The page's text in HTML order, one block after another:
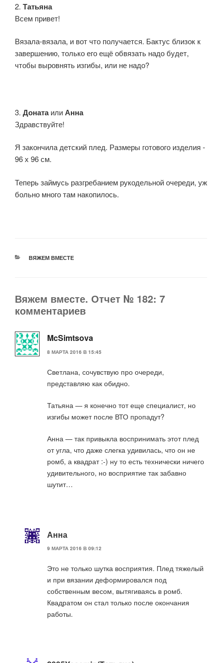
2. Татьяна
Всем привет!
Вязала-вязала, и вот что получается. Бактус близок к
завершению, только его ещё обвязать надо будет,
чтобы выровнять изгибы, или не надо?
3. ДонатаилиАнна
Здравствуйте!
Я закончила детский плед. Размеры готового изделия -
96 х 96 см.
Теперь займусь разгребанием рукодельной очереди, уж
больно много там накопилось.
РУБРИКИ
ВЯЖЕМ ВМЕСТЕ
Вяжем вместе. Отчет № 182: 7
комментариев
McSimtsova
8 МАРТА 2016 В 15:45
Светлана, сочувствую про очереди,
представляю как обидно.
Татьяна — я конечно тот еще специалист, но
изгибы может после ВТО пропадут?
Анна — так привыкла воспринимать этот плед
от угла, что даже слегка удивилась, что он не
ромб, а квадрат :-) ну то есть технически ничего
удивительного, но восприятие так забавно
шутит…
Анна
9 МАРТА 2016 В 09:12
Это не только шутка восприятия. Плед тяжелый
и при вязании деформировался под
собственным весом, вытягиваясь в ромб.
Квадратом он стал только после окончания
работы.